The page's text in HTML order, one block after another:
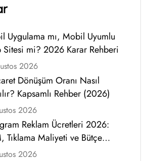
Uygulama mı, Mobil Uyumlu
Sitesi mi? 2026 Karar Rehberi
2026
Dönüşüm Oranı Nasıl
Kapsamlı Rehber (2026)
2026
Reklam Ücretleri 2026:
Tıklama Maliyeti ve Bütçe
2026